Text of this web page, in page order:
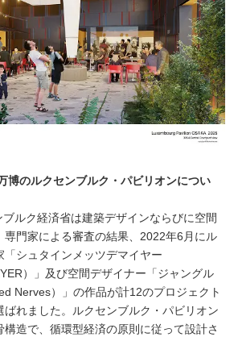
博のルクセンブルク・パビリオンについ
ルク経済省は建築デザインならびに空間
専門家による審査の結果、2022年6月にル
「シュタインメッツデマイヤー
）」及び空間デザイナー「ジャングル
Nerves）」の作品が計12のプロジェクト
れました。ルクセンブルク・パビリオン
造で、循環型経済の原則に従って設計さ